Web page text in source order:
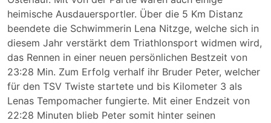
heimische Ausdauersportler. Über die 5 Km Distanz
beendete die Schwimmerin Lena Nitzge, welche sich in
diesem Jahr verstärkt dem Triathlonsport widmen wird,
das Rennen in einer neuen persönlichen Bestzeit von
23:28 Min. Zum Erfolg verhalf ihr Bruder Peter, welcher
für den TSV Twiste startete und bis Kilometer 3 als
Lenas Tempomacher fungierte. Mit einer Endzeit von
22:28 Minuten blieb Peter somit hinter seinen